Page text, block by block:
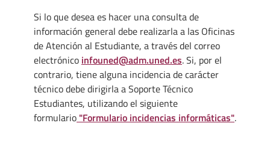
Si lo que desea es hacer una consulta de
información general debe realizarla a las Oficinas
de Atención al Estudiante, a través del correo
electrónico infouned@adm.uned.es. Si, por el
contrario, tiene alguna incidencia de carácter
técnico debe dirigirla a Soporte Técnico
Estudiantes, utilizando el siguiente
formulario "Formulario incidencias informáticas".